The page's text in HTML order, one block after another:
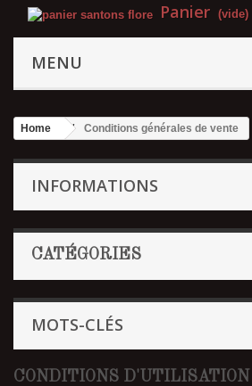
Panier (vide)
MENU
Home Conditions générales de vente
INFORMATIONS
CATÉGORIES
MOTS-CLÉS
CONDITIONS D'UTILISATION